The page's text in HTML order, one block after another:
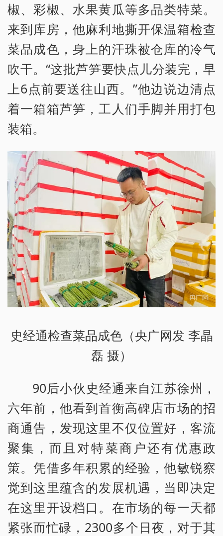
椒、彩椒、水果黄瓜等多品类特菜。
来到库房，他麻利地撕开保温箱检查
菜品成色，身上的汗珠被仓库的冷气
吹干。“这批芦笋要快点儿分装完，早
上6点前要送往山西。”他边说边清点
着一箱箱芦笋，工人们手脚并用打包
装箱。
史经通检查菜品成色（央广网发 李晶
磊 摄）
90后小伙史经通来自江苏徐州，
六年前，他看到首衡高碑店市场的招
商通告，发现这里不仅位置好，客流
聚集，而且对特菜商户还有优惠政
策。凭借多年积累的经验，他敏锐察
觉到这里蕴含的发展机遇，当即决定
在这里开设档口。在市场的每一天都
紧张而忙碌，2300多个日夜，对于其